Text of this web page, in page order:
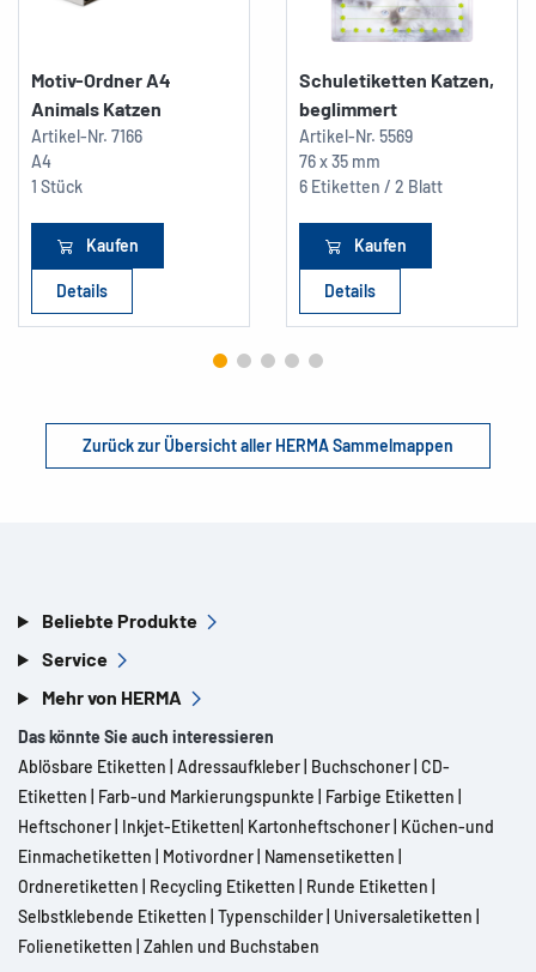
Motiv-Ordner A4
Animals Katzen
Artikel-Nr. 7166
A4
1 Stück
Kaufen
Details
Schuletiketten Katzen,
beglimmert
Artikel-Nr. 5569
76 x 35 mm
6 Etiketten / 2 Blatt
Kaufen
Details
Zurück zur Übersicht aller HERMA Sammelmappen
Beliebte Produkte
Service
Mehr von HERMA
Das könnte Sie auch interessieren
Ablösbare Etiketten Adressaufkleber Buchschoner CD-
Etiketten
Farb-und Markierungspunkte Farbige Etiketten
Heftschoner Inkjet-Etiketten Kartonheftschoner Küchen-und
Einmachetiketten
Motivordner Namensetiketten
Ordneretiketten
Recycling Etiketten Runde Etiketten
Selbstklebende Etiketten Typenschilder Universaletiketten
Folienetiketten Zahlen und Buchstaben